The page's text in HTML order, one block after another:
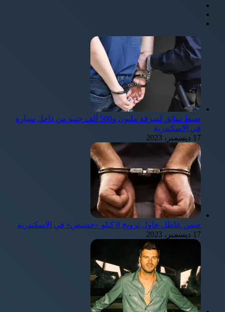
ضبط سائق لسرقة مليون و500 ألف جنيه من داخل سيارة
في الإسكندرية
17 ديسمبر، 2023
حبس عاطل حاول ترويج 8 كيلو «حشيش» في الإسكندرية
17 ديسمبر، 2023